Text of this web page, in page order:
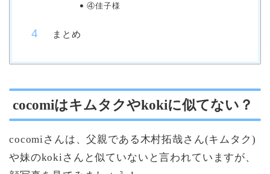
④佳子様
まとめ
cocomiはキムタクやkokiに似てない？
cocomiさんは、父親である木村拓哉さん(キムタク)
や妹のkokiさんと似ていないと言われていますが、